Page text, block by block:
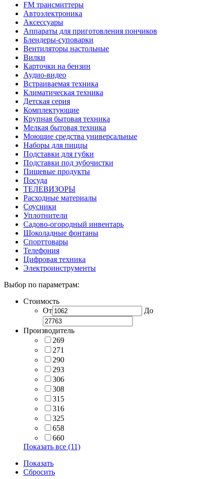
FM трансмиттеры
Автоэлектроника
Аксессуары
Аппараты для приготовления пончиков
Блендеры-суповарки
Вентиляторы настольные
Вилки
Карточки на бензин
Аудио-видео
Встраиваемая техника
Климатическая техника
Детская серия
Комплектующие
Крупная бытовая техника
Мелкая бытовая техника
Моющие средства универсальные
Наборы для пиццы
Подставки для губки
Подставки под зубочистки
Пищевые продукты
Посуда
ТЕЛЕВИЗОРЫ
Расходные материалы
Соусники
Уплотнители
Садово-огородный инвентарь
Шоколадные фонтаны
Спорттовары
Телефония
Цифровая техника
Электроинструменты
Выбор по параметрам:
Стоимость
От
До
Производитель
269
271
290
293
306
308
315
316
325
658
660
Показать все (11)
Показать
Сбросить